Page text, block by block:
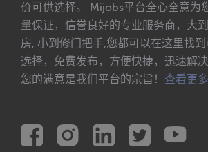
价可供选择。 Mijobs平台全心全意为
量保证，信誉良好的专业服务商，大
房, 小到修门把手,您都可以在这里找
选择，免费发布，方便快捷，迅速解决
您的满意是我们平台的宗旨！ 查看更